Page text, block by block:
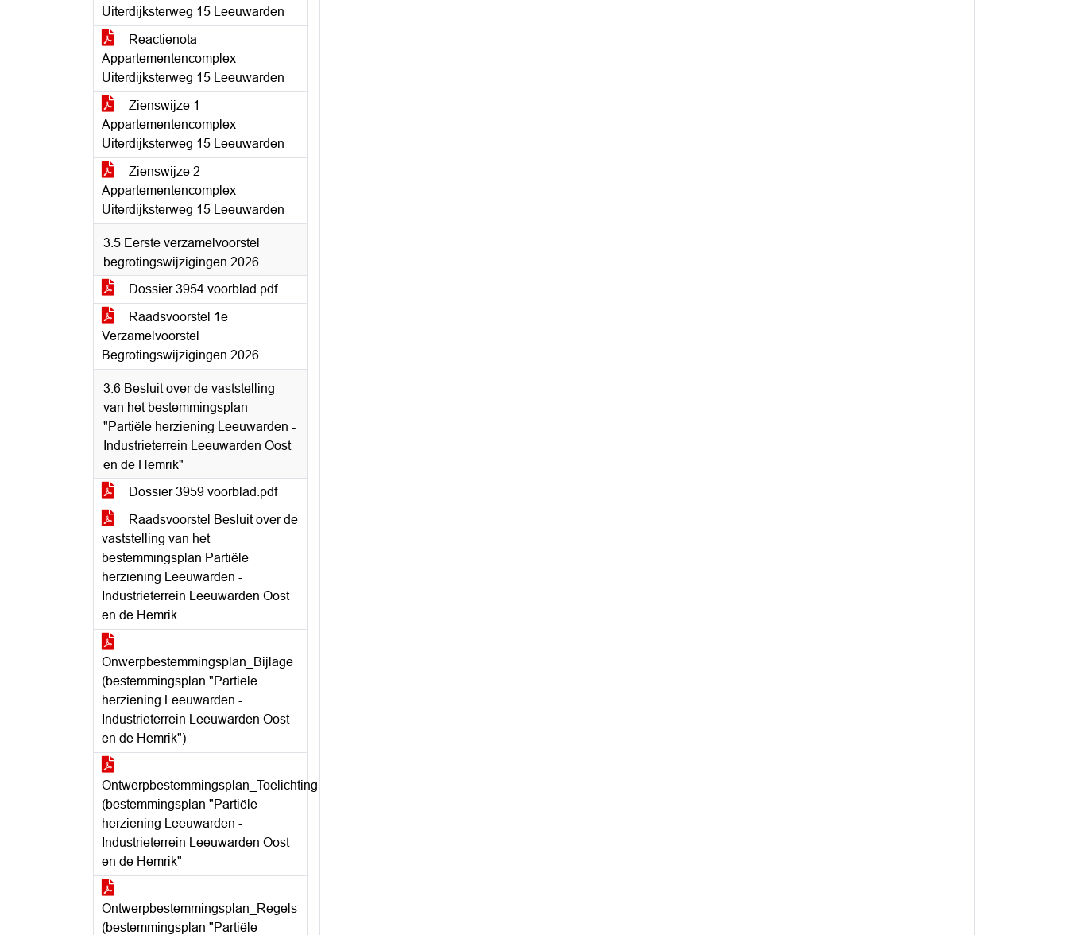
Uiterdijksterweg 15 Leeuwarden
Reactienota
Appartementencomplex
Uiterdijksterweg 15 Leeuwarden
Zienswijze 1
Appartementencomplex
Uiterdijksterweg 15 Leeuwarden
Zienswijze 2
Appartementencomplex
Uiterdijksterweg 15 Leeuwarden
3.5 Eerste verzamelvoorstel
begrotingswijzigingen 2026
Dossier 3954 voorblad.pdf
Raadsvoorstel 1e
Verzamelvoorstel
Begrotingswijzigingen 2026
3.6 Besluit over de vaststelling
van het bestemmingsplan
"Partiële herziening Leeuwarden -
Industrieterrein Leeuwarden Oost
en de Hemrik"
Dossier 3959 voorblad.pdf
Raadsvoorstel Besluit over de
vaststelling van het
bestemmingsplan Partiële
herziening Leeuwarden -
Industrieterrein Leeuwarden Oost
en de Hemrik
Onwerpbestemmingsplan_Bijlage
(bestemmingsplan "Partiële
herziening Leeuwarden -
Industrieterrein Leeuwarden Oost
en de Hemrik")
Ontwerpbestemmingsplan_Toelichting
(bestemmingsplan "Partiële
herziening Leeuwarden -
Industrieterrein Leeuwarden Oost
en de Hemrik"
Ontwerpbestemmingsplan_Regels
(bestemmingsplan "Partiële